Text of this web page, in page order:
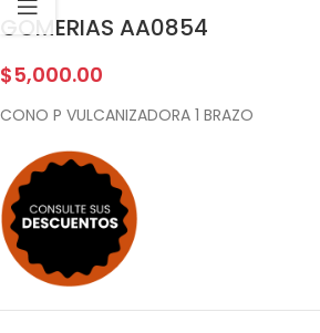
GOMERIAS AA0854
$5,000.00
CONO P VULCANIZADORA 1 BRAZO